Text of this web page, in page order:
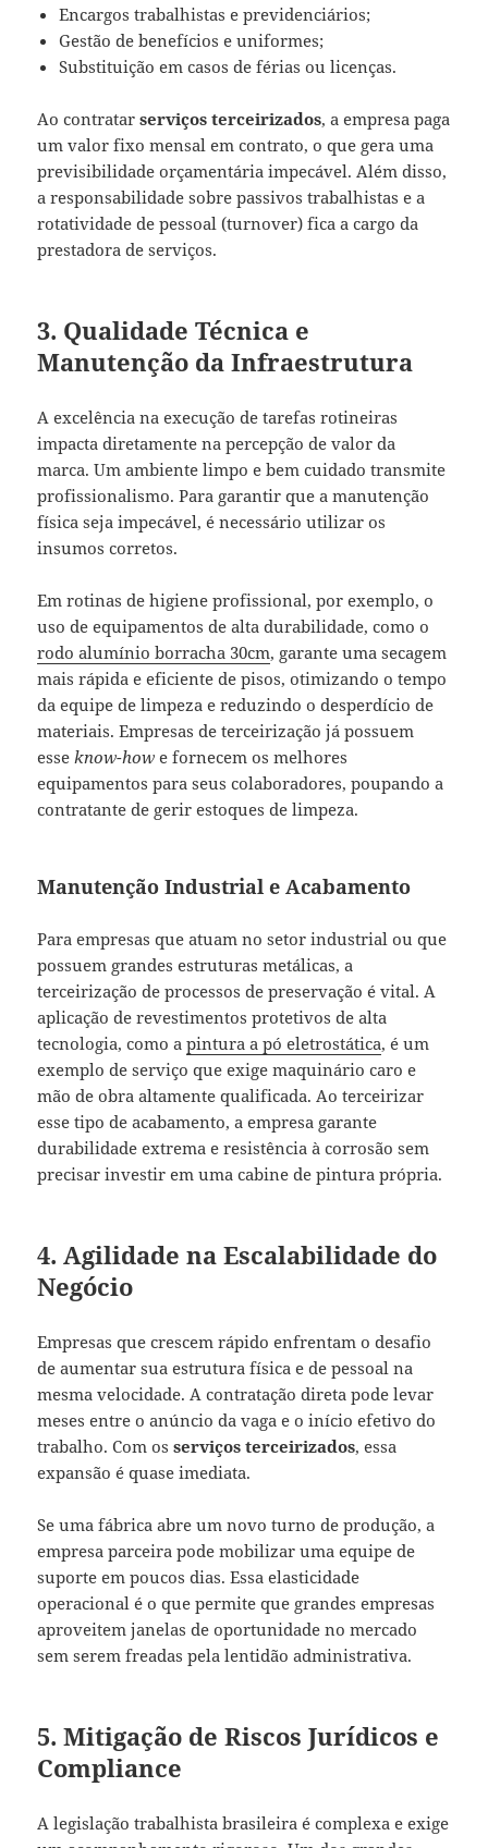
Encargos trabalhistas e previdenciários;
Gestão de benefícios e uniformes;
Substituição em casos de férias ou licenças.
Ao contratarserviços terceirizados, a empresa paga
um valor fixo mensal em contrato, o que gera uma
previsibilidade orçamentária impecável. Além disso,
a responsabilidade sobre passivos trabalhistas e a
rotatividade de pessoal (turnover) fica a cargo da
prestadora de serviços.
3. Qualidade Técnica e
Manutenção da Infraestrutura
A excelência na execução de tarefas rotineiras
impacta diretamente na percepção de valor da
marca. Um ambiente limpo e bem cuidado transmite
profissionalismo. Para garantir que a manutenção
física seja impecável, é necessário utilizar os
insumos corretos.
Em rotinas de higiene profissional, por exemplo, o
uso de equipamentos de alta durabilidade, como o
rodo alumínio borracha 30cm, garante uma secagem
mais rápida e eficiente de pisos, otimizando o tempo
da equipe de limpeza e reduzindo o desperdício de
materiais. Empresas de terceirização já possuem
esse know-how e fornecem os melhores
equipamentos para seus colaboradores, poupando a
contratante de gerir estoques de limpeza.
Manutenção Industrial e Acabamento
Para empresas que atuam no setor industrial ou que
possuem grandes estruturas metálicas, a
terceirização de processos de preservação é vital. A
aplicação de revestimentos protetivos de alta
tecnologia, como apintura a pó eletrostática, é um
exemplo de serviço que exige maquinário caro e
mão de obra altamente qualificada. Ao terceirizar
esse tipo de acabamento, a empresa garante
durabilidade extrema e resistência à corrosão sem
precisar investir em uma cabine de pintura própria.
4. Agilidade na Escalabilidade do
Negócio
Empresas que crescem rápido enfrentam o desafio
de aumentar sua estrutura física e de pessoal na
mesma velocidade. A contratação direta pode levar
meses entre o anúncio da vaga e o início efetivo do
trabalho. Com osserviços terceirizados, essa
expansão é quase imediata.
Se uma fábrica abre um novo turno de produção, a
empresa parceira pode mobilizar uma equipe de
suporte em poucos dias. Essa elasticidade
operacional é o que permite que grandes empresas
aproveitem janelas de oportunidade no mercado
sem serem freadas pela lentidão administrativa.
5. Mitigação de Riscos Jurídicos e
Compliance
A legislação trabalhista brasileira é complexa e exige